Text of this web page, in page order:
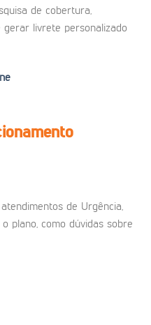
de cobertura,
livrete personalizado
de Urgência,
plano, como dúvidas sobre